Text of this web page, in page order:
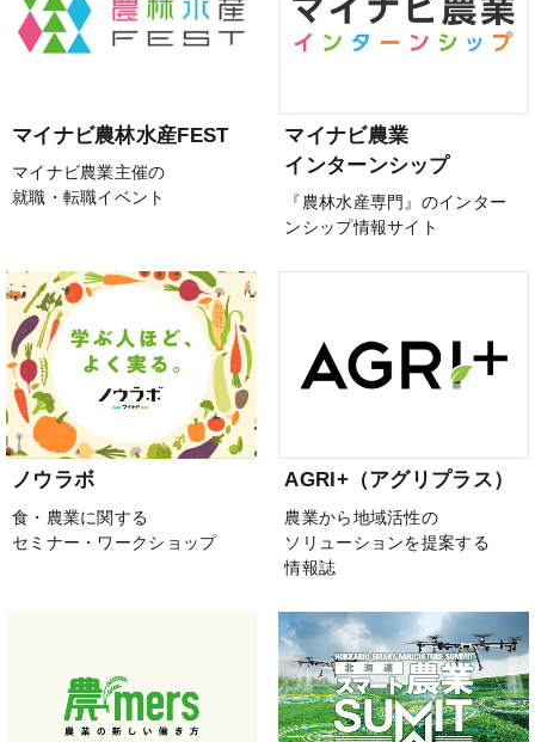
マイナビ農林水産FEST
マイナビ農業主催の
就職・転職イベント
マイナビ農業
インターンシップ
『農林水産専門』のインター
ンシップ情報サイト
ノウラボ
食・農業に関する
セミナー・ワークショップ
AGRI+（アグリプラス）
農業から地域活性の
ソリューションを提案する
情報誌